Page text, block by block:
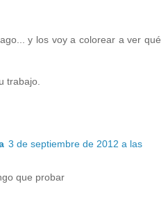
y los voy a colorear a ver qué
trabajo.
3 de septiembre de 2012 a las
que probar